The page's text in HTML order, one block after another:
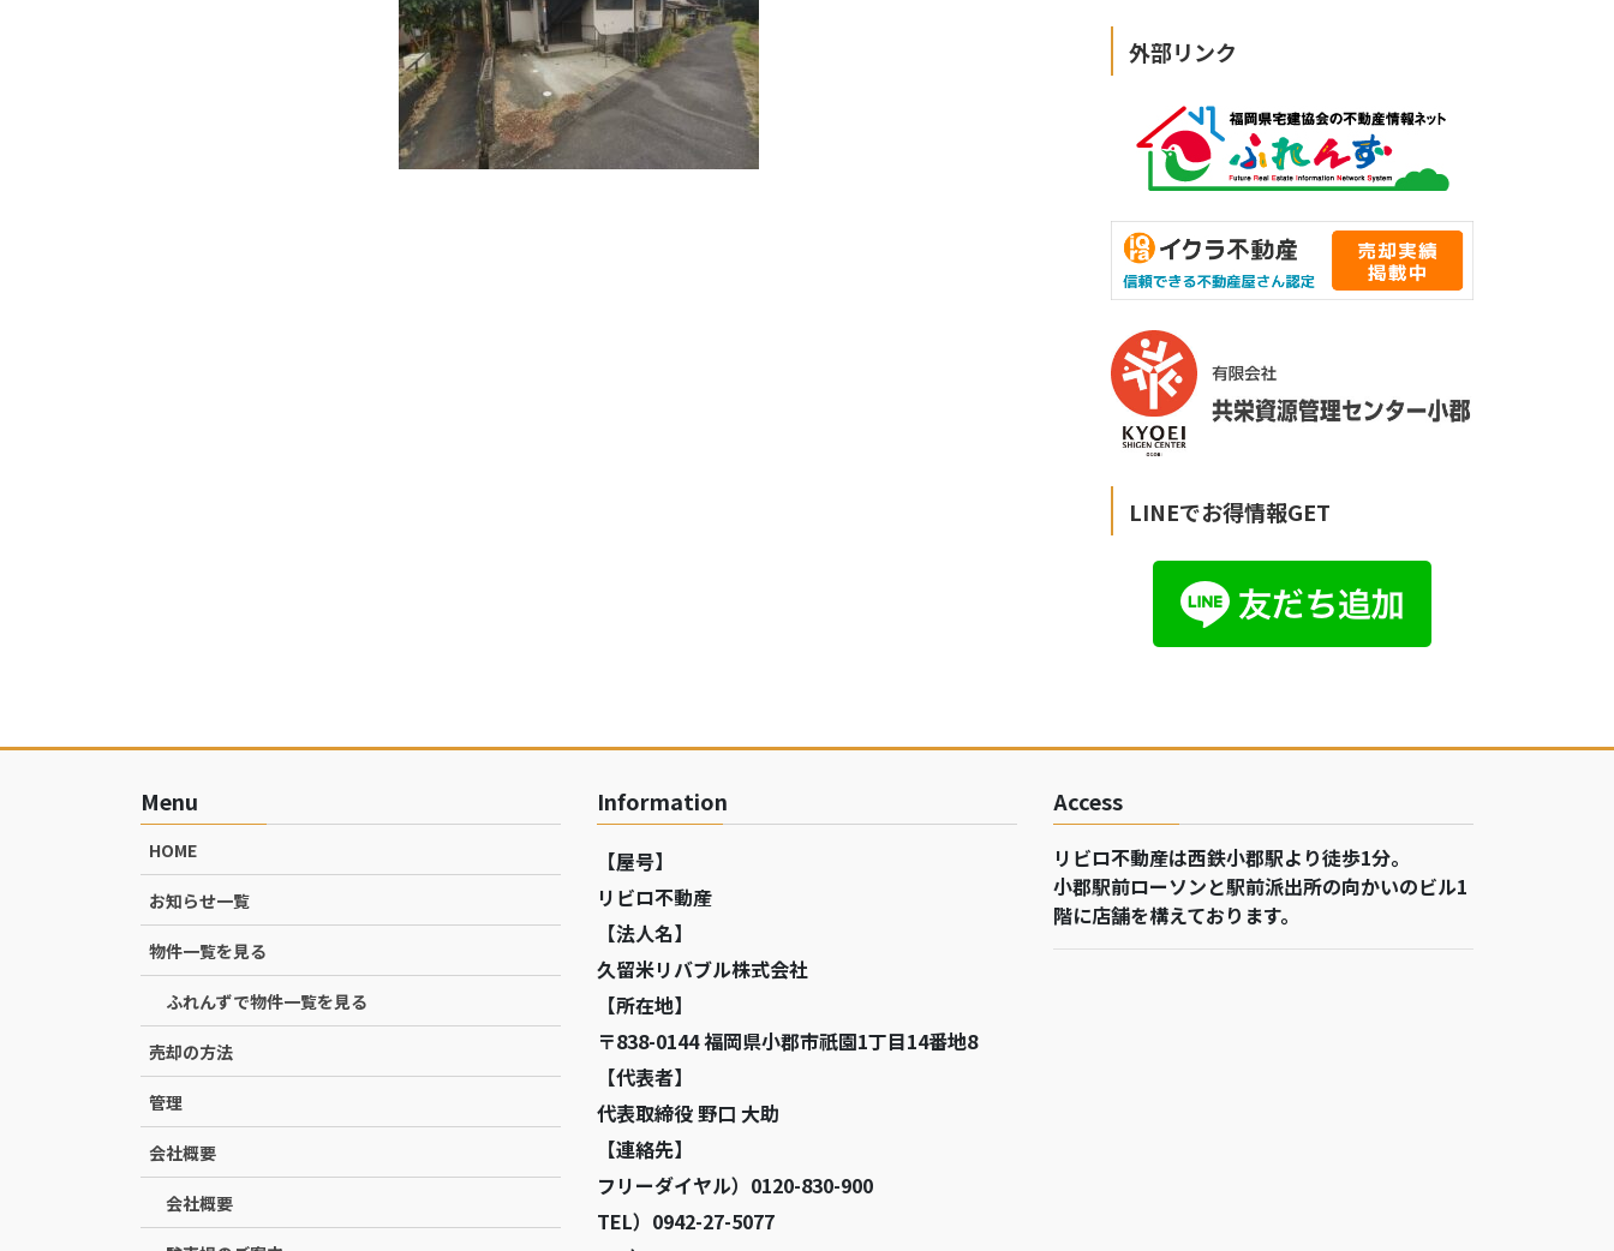
外部リンク
LINEでお得情報GET
Menu
HOME
お知らせ一覧
物件一覧を見る
ふれんずで物件一覧を見る
売却の方法
管理
会社概要
会社概要
Information
【屋号】
リビロ不動産
【法人名】
久留米リバブル株式会社
【所在地】
〒838-0144 福岡県小郡市祇園1丁目14番地8
【代表者】
代表取締役 野口 大助
【連絡先】
フリーダイヤル）0120-830-900
TEL）0942-27-5077
Access
リビロ不動産は西鉄小郡駅より徒歩1分。
小郡駅前ローソンと駅前派出所の向かいのビル1
階に店舗を構えております。